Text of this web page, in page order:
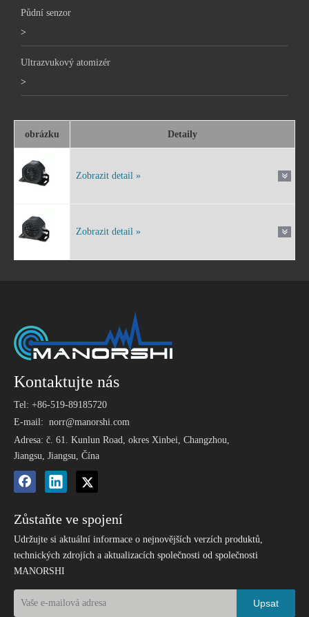
Půdní senzor
>
Ultrazvukový atomizér
>
obrázku Detaily
Zobrazit detail »
Zobrazit detail »
Kontaktujte nás
Tel: +86-519-89185720
E-mail: norr@manorshi.com
Adresa: č. 61. Kunlun Road, okres Xinbei, Changzhou,
Jiangsu, Jiangsu, Čína
Zůstaňte ve spojení
Udržujte si aktuální informace o nejnovějších verzích produktů,
technických zdrojích a aktualizacích společnosti od společnosti
MANORSHI
Upsat